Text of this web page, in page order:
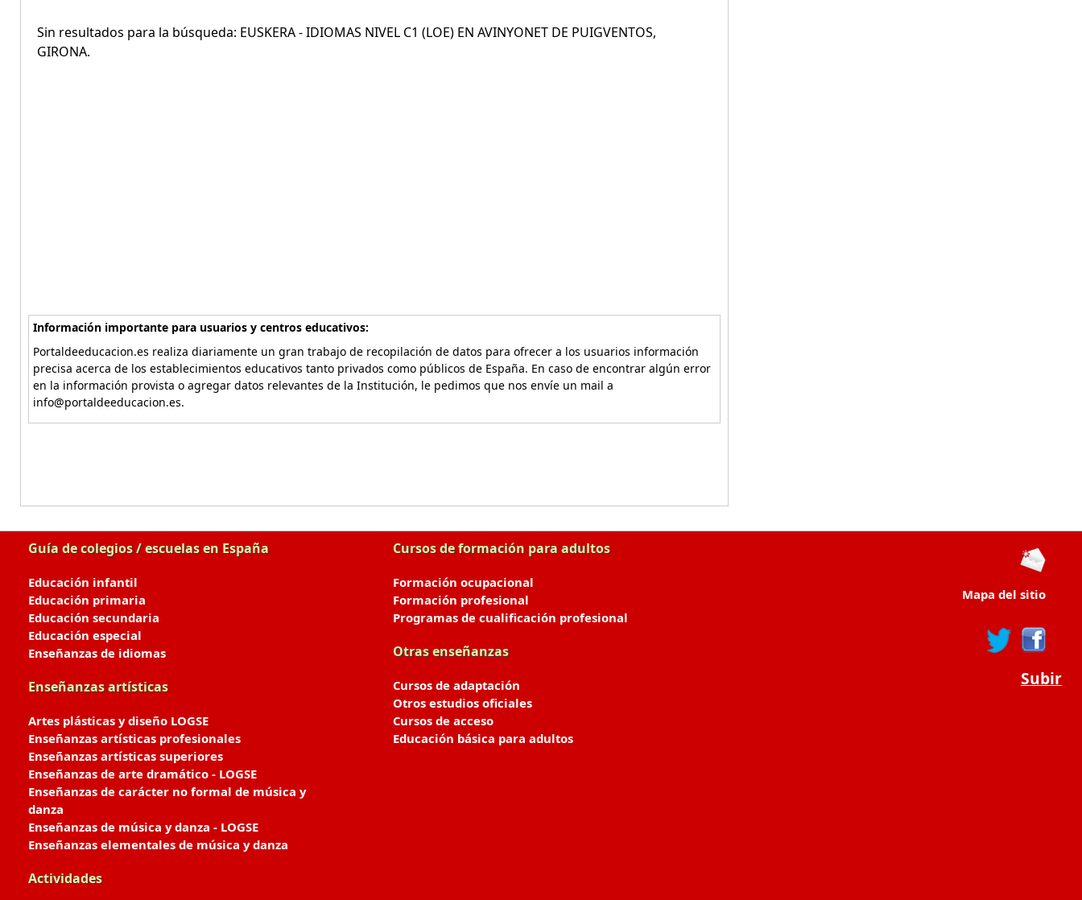
Sin resultados para la búsqueda: EUSKERA - IDIOMAS NIVEL C1 (LOE) EN AVINYONET DE PUIGVENTOS,
GIRONA.
Información importante para usuarios y centros educativos:
Portaldeeducacion.es realiza diariamente un gran trabajo de recopilación de datos para ofrecer a los usuarios información
precisa acerca de los establecimientos educativos tanto privados como públicos de España. En caso de encontrar algún error
en la información provista o agregar datos relevantes de la Institución, le pedimos que nos envíe un mail a
info@portaldeeducacion.es.
Guía de colegios / escuelas en España
Educación infantil
Educación primaria
Educación secundaria
Educación especial
Enseñanzas de idiomas
Enseñanzas artísticas
Artes plásticas y diseño LOGSE
Enseñanzas artísticas profesionales
Enseñanzas artísticas superiores
Enseñanzas de arte dramático - LOGSE
Enseñanzas de carácter no formal de música y
danza
Enseñanzas de música y danza - LOGSE
Enseñanzas elementales de música y danza
Actividades
Cursos de formación para adultos
Formación ocupacional
Formación profesional
Programas de cualificación profesional
Otras enseñanzas
Cursos de adaptación
Otros estudios oficiales
Cursos de acceso
Educación básica para adultos
Mapa del sitio
Subir